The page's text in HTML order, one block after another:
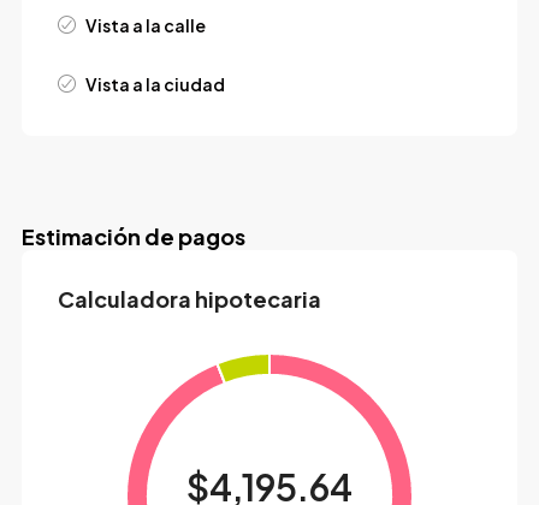
Vista a la calle
Vista a la ciudad
Estimación de pagos
Calculadora hipotecaria
$4,195.64